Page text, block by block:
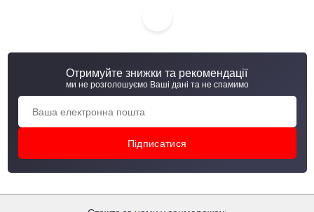
Кутник алюмінієвий 25х15 1.5 мм, АД31, Т5, б.п., 6 м
Отримуйте знижки та рекомендації
ми не розголошуємо Ваші дані та не спамимо